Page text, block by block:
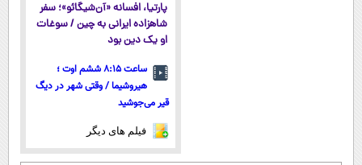
پارتیا، افسانه «آن‌شیگائو»؛ سفر
شاهزاده ایرانی به چین / سوغات
او یک دین بود
ساعت ۸:۱۵ ششم اوت ؛
هیروشیما / وقتی شهر در دیگ
قیر می‌جوشید
فیلم های دیگر